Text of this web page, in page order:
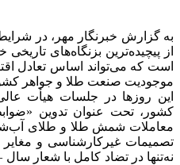
به گزارش خبرنگار مهر، در
از پیچیده‌ترین بزنگاه‌های
است که می‌تواند اساس تعادل
موجودیت صنعت طلا و جواهر
این روزها در جلسات هیأت
کشور، تحت عنوان تدوین
معاملات شمش طلا و طلای
تصمیمات غیرکارشناسی و
نه‌تنها در تضاد کامل با شعار سال